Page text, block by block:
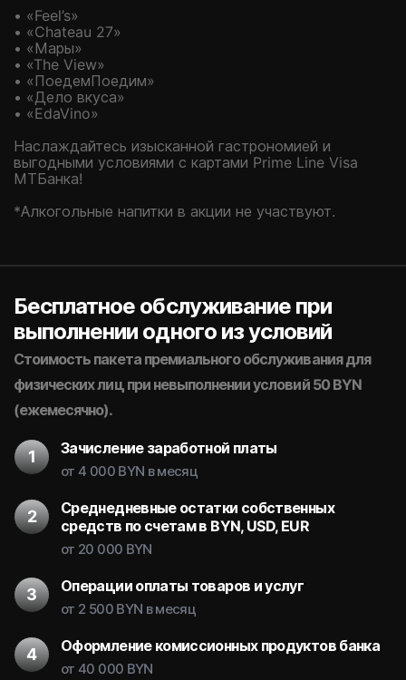
• «Feel’s»
• «Chateau 27»
• «Мары»
• «The View»
• «ПоедемПоедим»
• «Дело вкуса»
• «EdaVino»
Наслаждайтесь изысканной гастрономией и
выгодными условиями с картами Prime Line Visa
МТБанка!
*Алкогольные напитки в акции не участвуют.
Бесплатное обслуживание при
выполнении одного из условий
Стоимость пакета премиального обслуживания для
физических лиц при невыполнении условий 50 BYN
(ежемесячно).
Зачисление заработной платы
от 4 000 BYN в месяц
Среднедневные остатки собственных
средств по счетам в BYN, USD, EUR
от 20 000 BYN
Операции оплаты товаров и услуг
от 2 500 BYN в месяц
Оформление комиссионных продуктов банка
от 40 000 BYN